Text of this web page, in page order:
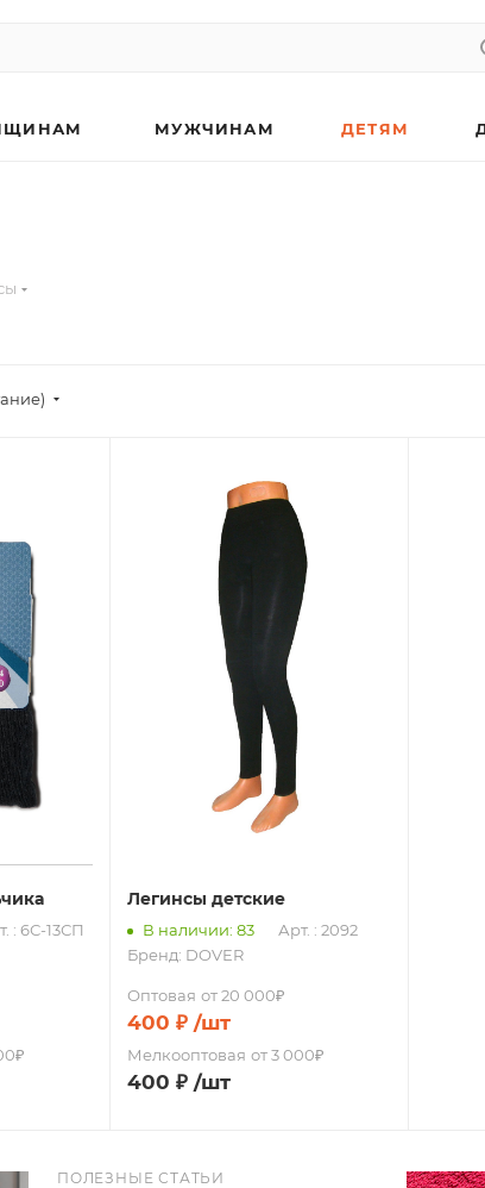
МУЖЧИНАМ ДЕТЯМ
: 6С-13СП
Легинсы детские
В наличии: 83
Арт. : 2092
Бренд: DOVER
Оптовая от 20 000₽
400 ₽ /шт
Мелкооптовая от 3 000₽
400 ₽ /шт
ПОЛЕЗНЫЕ СТАТЬИ